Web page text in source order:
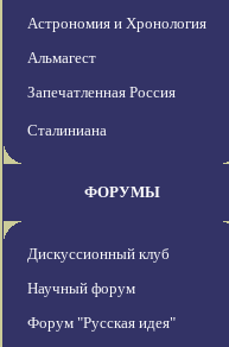
Астрономия и Хронология
Альмагест
Запечатленная Россия
Сталиниана
ФОРУМЫ
Дискуссионный клуб
Научный форум
Форум "Русская идея"